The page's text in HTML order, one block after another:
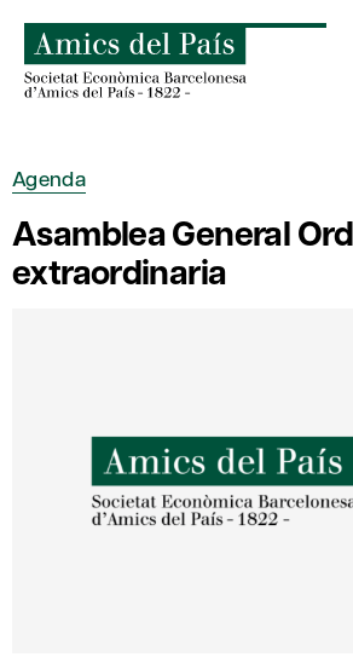
contenido
Agenda
Asamblea General
extraordinaria